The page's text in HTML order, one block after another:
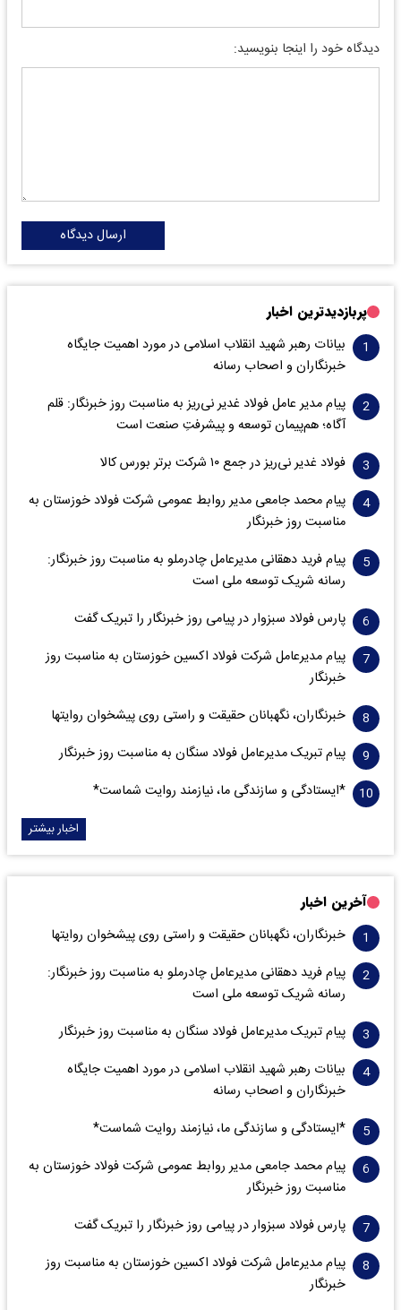
دیدگاه خود را اینجا بنویسید:
ارسال دیدگاه
پربازدیدترین اخبار
بیانات رهبر شهید انقلاب اسلامی در مورد اهمیت جایگاه
خبرنگاران و اصحاب رسانه
پیام مدیر عامل فولاد غدیر نی‌ریز به مناسبت روز خبرنگار: قلم
آگاه؛ هم‌پیمان توسعه و پیشرفتِ صنعت است
فولاد غدیر نی‌ریز در جمع ۱۰ شرکت برتر بورس کالا
پیام محمد جامعی مدیر روابط عمومی شرکت فولاد خوزستان به
مناسبت روز خبرنگار
پیام فرید دهقانی مدیرعامل چادرملو به مناسبت روز خبرنگار:
رسانه شریک توسعه ملی است
پارس فولاد سبزوار در پیامی روز خبرنگار را تبریک گفت
پیام مدیرعامل شرکت فولاد اکسین خوزستان به مناسبت روز
خبرنگار
خبرنگاران، نگهبانان حقیقت و راستی روی پیشخوان روایت­ها
پیام تبریک مدیرعامل فولاد سنگان به مناسبت روز خبرنگار
*ایستادگی و سازندگی ما، نیازمند روایت شماست*
اخبار بیشتر
آخرین اخبار
خبرنگاران، نگهبانان حقیقت و راستی روی پیشخوان روایت­ها
پیام فرید دهقانی مدیرعامل چادرملو به مناسبت روز خبرنگار:
رسانه شریک توسعه ملی است
پیام تبریک مدیرعامل فولاد سنگان به مناسبت روز خبرنگار
بیانات رهبر شهید انقلاب اسلامی در مورد اهمیت جایگاه
خبرنگاران و اصحاب رسانه
*ایستادگی و سازندگی ما، نیازمند روایت شماست*
پیام محمد جامعی مدیر روابط عمومی شرکت فولاد خوزستان به
مناسبت روز خبرنگار
پارس فولاد سبزوار در پیامی روز خبرنگار را تبریک گفت
پیام مدیرعامل شرکت فولاد اکسین خوزستان به مناسبت روز
خبرنگار